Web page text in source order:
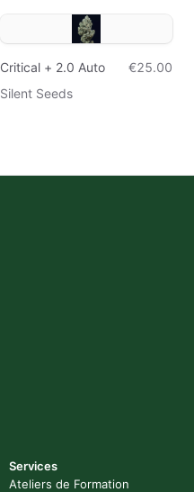
Critical + 2.0 Auto
€25.00
Silent Seeds
Services
Ateliers de Formation